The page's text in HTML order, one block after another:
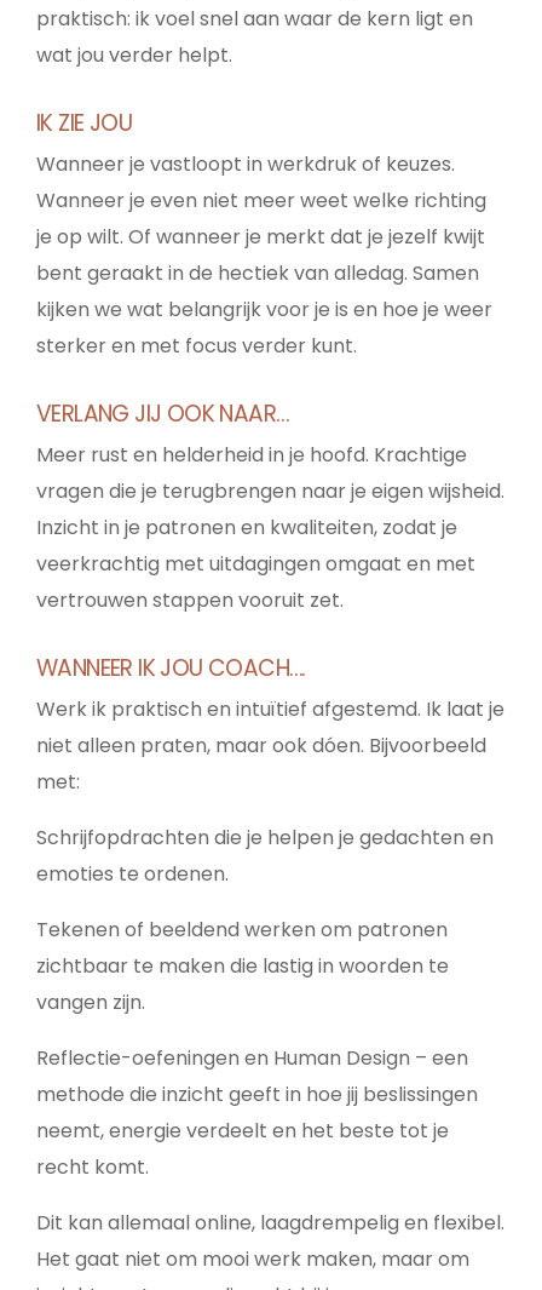
praktisch: ik voel snel aan waar de kern ligt en
wat jou verder helpt.
IK ZIE JOU
Wanneer je vastloopt in werkdruk of keuzes.
Wanneer je even niet meer weet welke richting
je op wilt. Of wanneer je merkt dat je jezelf kwijt
bent geraakt in de hectiek van alledag. Samen
kijken we wat belangrijk voor je is en hoe je weer
sterker en met focus verder kunt.
VERLANG JIJ OOK NAAR…
Meer rust en helderheid in je hoofd. Krachtige
vragen die je terugbrengen naar je eigen wijsheid.
Inzicht in je patronen en kwaliteiten, zodat je
veerkrachtig met uitdagingen omgaat en met
vertrouwen stappen vooruit zet.
WANNEER IK JOU COACH….
Werk ik praktisch en intuïtief afgestemd. Ik laat je
niet alleen praten, maar ook dóen. Bijvoorbeeld
met:
Schrijfopdrachten die je helpen je gedachten en
emoties te ordenen.
Tekenen of beeldend werken om patronen
zichtbaar te maken die lastig in woorden te
vangen zijn.
Reflectie-oefeningen en Human Design – een
methode die inzicht geeft in hoe jij beslissingen
neemt, energie verdeelt en het beste tot je
recht komt.
Dit kan allemaal online, laagdrempelig en flexibel.
Het gaat niet om mooi werk maken, maar om